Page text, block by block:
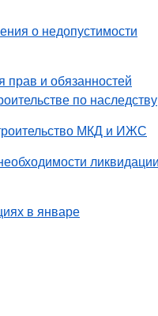
о недопустимости
и обязанностей
по наследству
МКД и ИЖС
в январе